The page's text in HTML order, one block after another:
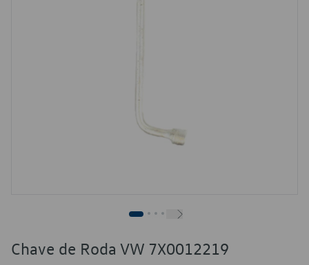
Chave de Roda VW 7X0012219